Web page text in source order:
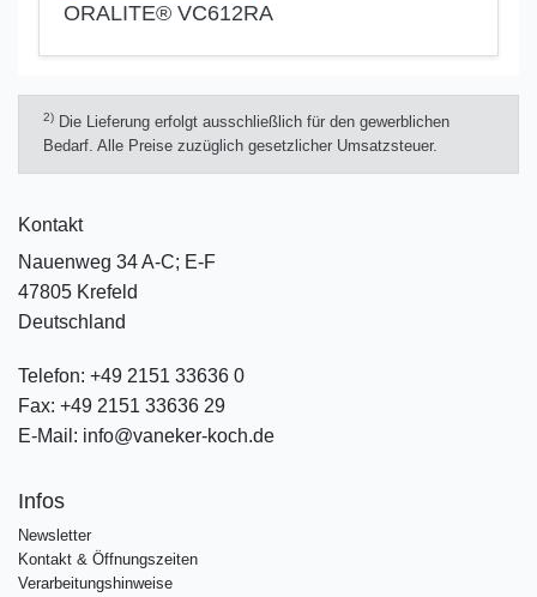
ORALITE® VC612RA
2) Die Lieferung erfolgt ausschließlich für den gewerblichen
Bedarf. Alle Preise zuzüglich gesetzlicher Umsatzsteuer.
Kontakt
Nauenweg 34 A-C; E-F
47805 Krefeld
Deutschland
Telefon: +49 2151 33636 0
Fax: +49 2151 33636 29
E-Mail: info@vaneker-koch.de
Infos
Newsletter
Kontakt & Öffnungszeiten
Verarbeitungshinweise